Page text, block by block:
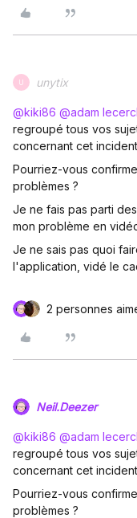
unytix
@kiki86 @adam
regroupé tous vos
concernant cet
Pourriez-vous
problèmes ?
Je ne fais pas parti
mon problème en
Je ne sais pas quoi
l'application, vidé le
2 personnes
Neil.Deezer
@kiki86 @adam
regroupé tous vos
concernant cet
Pourriez-vous
problèmes ?